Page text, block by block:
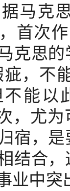
马克
首次
克思
疵，不
能以
，尤
宿，
结合
业中突